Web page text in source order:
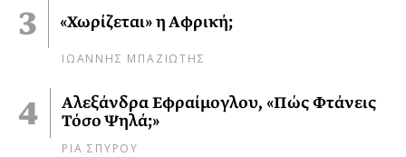
«Χωρίζεται» η Αφρική;
ΙΩΑΝΝΗΣ ΜΠΑΖΙΩΤΗΣ
Αλεξάνδρα Εφραίμογλου, «Πώς Φτάνεις
Τόσο Ψηλά;»
ΡΙΑ ΣΠΥΡΟΥ